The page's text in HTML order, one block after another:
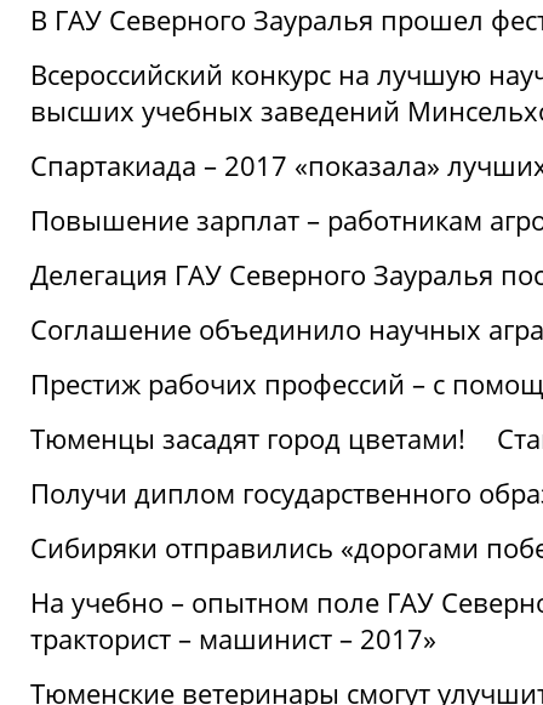
В ГАУ Северного Зауралья прошел
Всероссийский конкурс на лучшую
высших учебных заведений
Спартакиада – 2017 «показала»
Повышение зарплат – работникам
Делегация ГАУ Северного Зауралья
Соглашение объединило научных
Престиж рабочих профессий – с
Тюменцы засадят город цветами!
Получи диплом государственного
Сибиряки отправились «дорогами
На учебно – опытном поле ГАУ
тракторист – машинист – 2017»
Тюменские ветеринары смогут